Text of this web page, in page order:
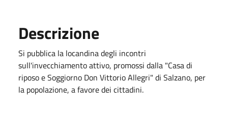
Descrizione
Si pubblica la locandina degli incontri
sull'invecchiamento attivo, promossi dalla "Casa di
riposo e Soggiorno Don Vittorio Allegri" di Salzano, per
la popolazione, a favore dei cittadini.